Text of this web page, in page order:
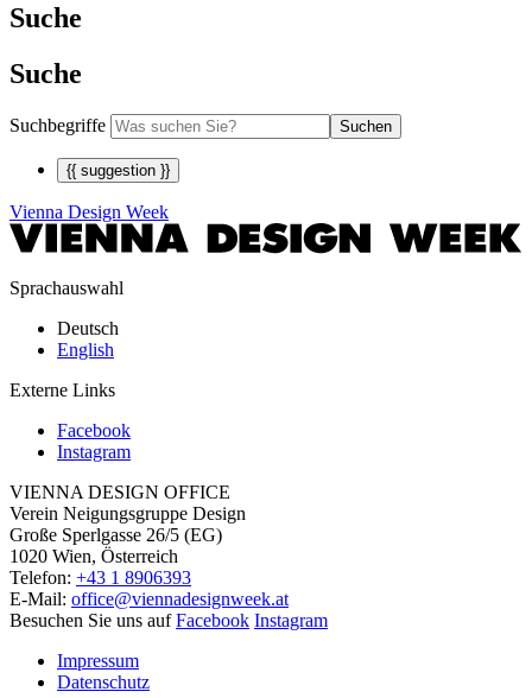
Suche
Suche
Suchbegriffe Suchen
{{ suggestion }}
Vienna Design Week
Sprachauswahl
Deutsch
English
Externe Links
Facebook
Instagram
VIENNA DESIGN OFFICE
Verein Neigungsgruppe Design
Große Sperlgasse 26/5 (EG)
1020 Wien, Österreich
Telefon: +43 1 8906393
E-Mail: office@viennadesignweek.at
Besuchen Sie uns aufFacebook Instagram
Impressum
Datenschutz